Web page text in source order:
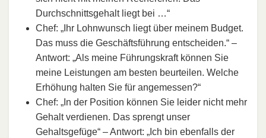
Durchschnittsgehalt liegt bei …“
Chef: „Ihr Lohnwunsch liegt über meinem Budget.
Das muss die Geschäftsführung entscheiden.“ –
Antwort: „Als meine Führungskraft können Sie
meine Leistungen am besten beurteilen. Welche
Erhöhung halten Sie für angemessen?“
Chef: „In der Position können Sie leider nicht mehr
Gehalt verdienen. Das sprengt unser
Gehaltsgefüge“ – Antwort: „Ich bin ebenfalls der